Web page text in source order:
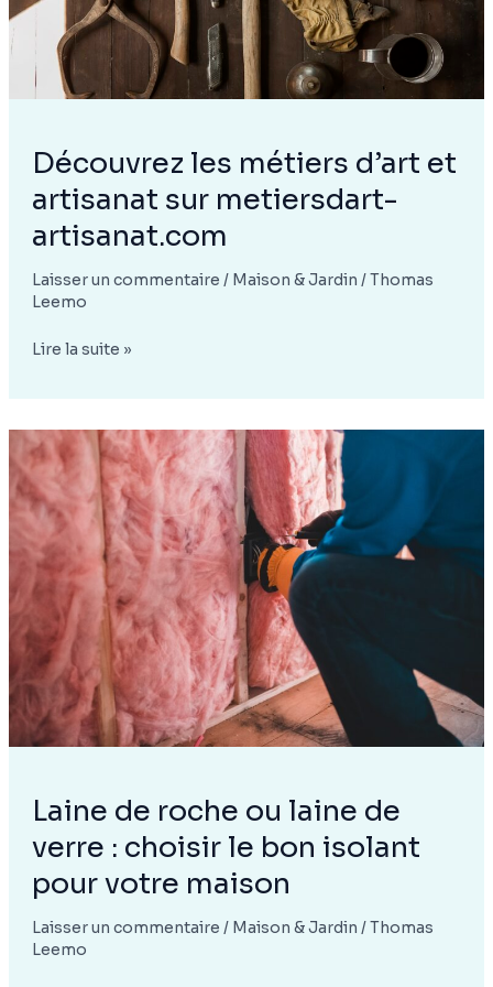
Découvrez les métiers d’art et
artisanat sur metiersdart-
artisanat.com
Laisser un commentaire / Maison & Jardin /Thomas
Leemo
Découvrez
d’art
et
artisanat
sur
metiersdart-
artisanat.com
Lire la suite »
Laine de roche ou laine de
verre : choisir le bon isolant
pour votre maison
Laisser un commentaire / Maison & Jardin /Thomas
Leemo